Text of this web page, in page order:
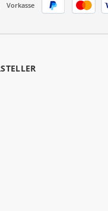
Vorkasse